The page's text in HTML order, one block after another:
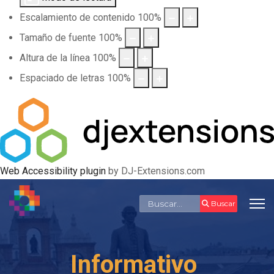
Escalamiento de contenido 100%
Tamaño de fuente 100%
Altura de la línea 100%
Espaciado de letras 100%
Web Accessibility plugin by DJ-Extensions.com
Buscar Buscar
Informativo